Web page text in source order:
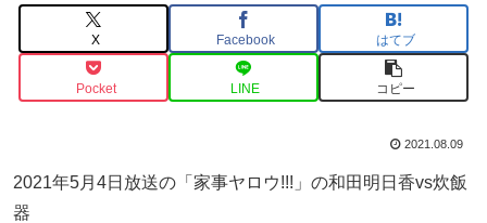
X Facebook はてブ
Pocket LINE コピー
2021.08.09
2021年5月4日放送の「家事ヤロウ!!!」の和田明日香vs炊飯
器